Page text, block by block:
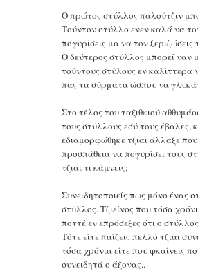
Ο πρώτος στύλλος παλούτζιν
Τούντον στύλλο ενεν καλά να
πογυρίσεις μα να τον ξεριζώσεις
Ο δεύτερος στύλλος μπορεί ναν
τούντους στύλους εν καλίττερα
πας τα σύρματα ώσπου να
Στο τέλος του ταξιθκιού
τους στύλλους εσύ τους έβαλες,
εδιαμορφώθηκε τζιαι άλλαξε που
προσπάθεια να πογυρίσει τους
τζιαι τι κάμνεις;
Συνειδητοποιείς πως μόνο ένας
στύλλος. Τζιείνος που τόσα
ποττέ εν επρόσεξες ότι ο
Τότε είτε παίζεις πελλό τζιαι
τόσα χρόνια είτε που φκαίνεις
συνειδητά ο άξονας..